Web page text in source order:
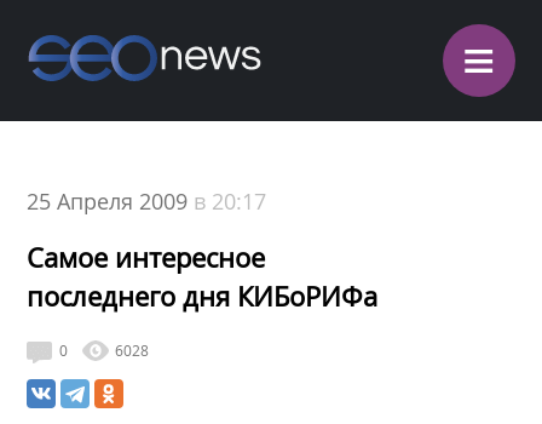
≡
25 Апреля 2009 в 20:17
Самое интересное
последнего дня КИБоРИФа
0 6028